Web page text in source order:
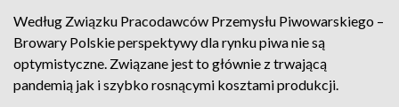
Według Związku Pracodawców Przemysłu Piwowarskiego –
Browary Polskie perspektywy dla rynku piwa nie są
optymistyczne. Związane jest to głównie z trwającą
pandemią jak i szybko rosnącymi kosztami produkcji.